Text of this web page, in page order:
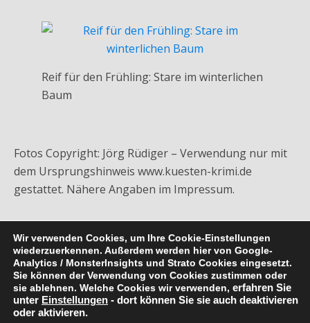
Reif für den Frühling: Stare im winterlichen
Baum
Fotos Copyright: Jörg Rüdiger – Verwendung nur mit
dem Ursprungshinweis www.kuesten-krimi.de
gestattet. Nähere Angaben im Impressum.
Zum Seitenanfang
Wir verwenden Cookies, um Ihre Cookie-Einstellungen
wiederzuerkennen. Außerdem werden hier von Google-
Analytics / MonsterInsights und Strato Cookies eingesetzt.
Sie können der Verwendung von Cookies zustimmen oder
sie ablehnen. Welche Cookies wir verwenden, erfahren Sie
unter Einstellungen - dort können Sie sie auch deaktivieren
oder aktivieren.